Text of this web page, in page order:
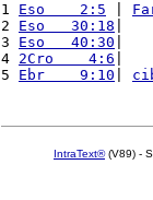
1 Eso    2:5
2 Eso   30:18 |
3 Eso   40:30 |
4 2Cro    4:6
5 Ebr    9:10
IntraText®(V89) -